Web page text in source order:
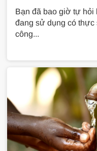
Bạn đã bao giờ tự
đang sử dụng có thực
công...